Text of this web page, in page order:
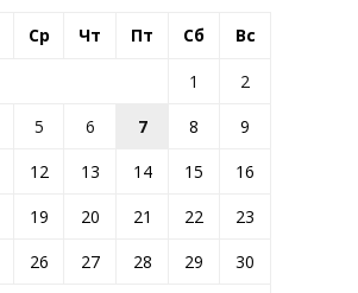
Ср Чт Пт Сб Вс
1
2
5 6 7 8
9
12 13 14 15
16
19 20 21 22
23
26 27 28 29
30